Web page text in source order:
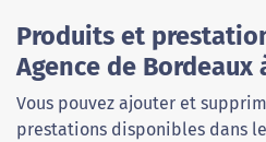
Produits et
Agence de Bordeaux
Vous pouvez ajouter et
prestations disponibles dans